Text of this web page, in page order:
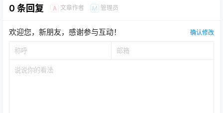
0 条回复 A 文章作者 M 管理员
欢迎您，新朋友，感谢参与互动！ 确认修改